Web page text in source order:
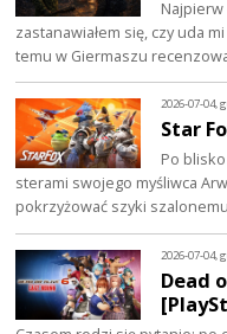
zastanawiałem się, czy uda
temu w Giermaszu
2026-07-04,
Star
Po
sterami swojego myśliwca
pokrzyżować szyki
2026-07-04,
Dead